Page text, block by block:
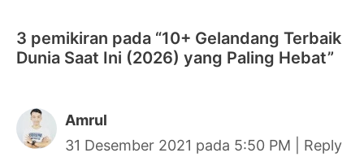
3 pemikiran pada “10+ Gelandang Terbaik
Dunia Saat Ini (2026) yang Paling Hebat”
Amrul
31 Desember 2021 pada 5:50 PM
Reply